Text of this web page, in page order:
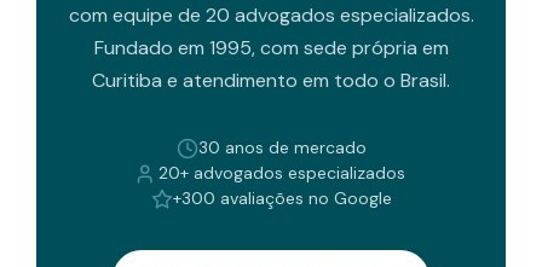
com equipe de 20 advogados especializados.
Fundado em 1995, com sede própria em
Curitiba e atendimento em todo o Brasil.
30 anos de mercado
20+ advogados especializados
+300 avaliações no Google